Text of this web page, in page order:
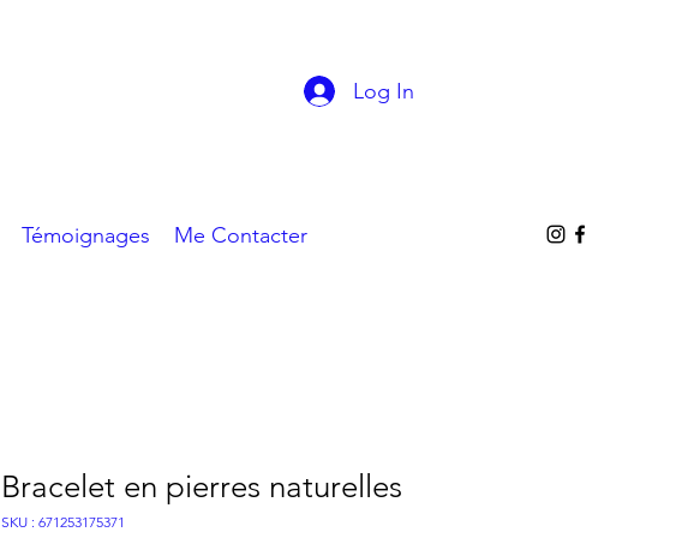
Log In
Témoignages Me Contacter
Bracelet en pierres naturelles
SKU : 671253175371